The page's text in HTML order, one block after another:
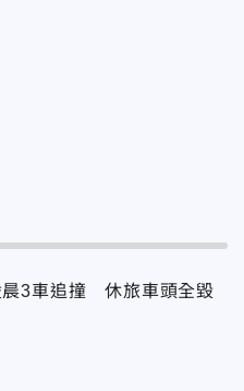
晨3車追撞 休旅車頭全毀